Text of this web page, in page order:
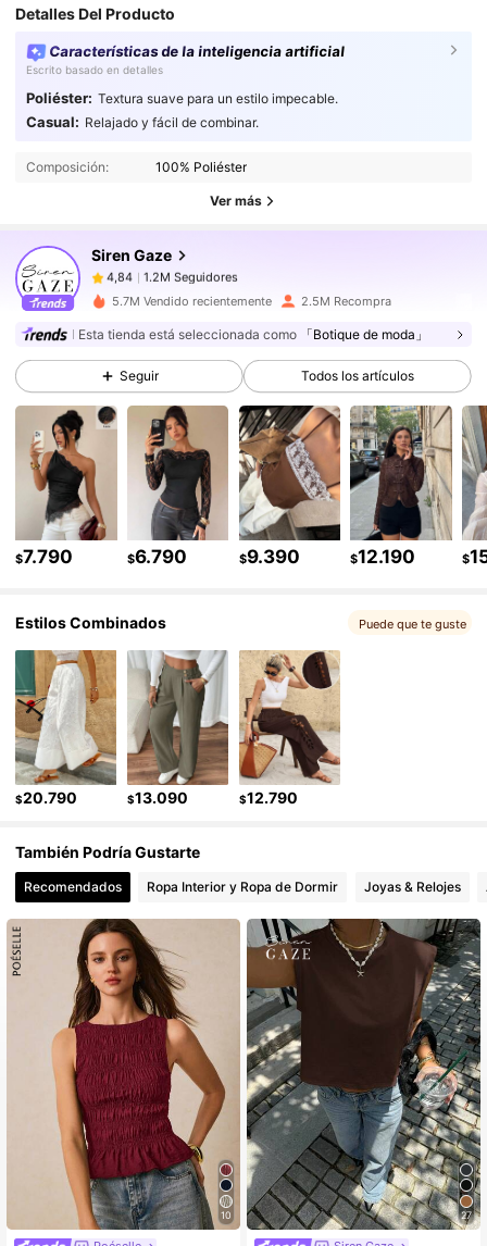
Detalles Del Producto
Características de la inteligencia artificial
Escrito basado en detalles
Poliéster: Textura suave para un estilo impecable.
Casual: Relajado y fácil de combinar.
Composición: 100% Poliéster
Ver más
Siren Gaze
4,84 1.2M Seguidores
4,84
1.2M Seguidores
s***3pagóHace 1 día
4,84 1.2M Seguidores
4,84 1.2M Seguidores
1.2M Seguidores
4,84 1.2M Seguidores
4,84 1.2M Seguidores
4,84 1.2M Seguidores
4,84 1.2M Seguidores
5.7M Vendido recientemente 2.5M Recompra
Esta tienda está seleccionada como 「Botique de moda」
Seguir Todos los artículos
$7.790 $6.790 $9.390 $12.190 $
Estilos Combinados Puede que te guste
$20.790 $13.090 $12.790
También Podría Gustarte
Recomendados Ropa Interior y Ropa de Dormir Joyas & Relojes
10 27